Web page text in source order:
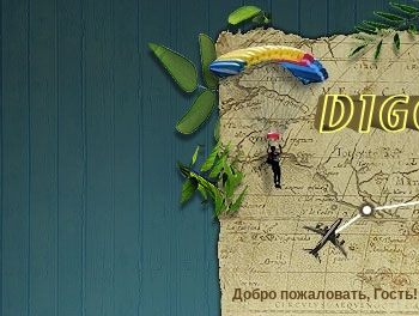
Добро пожаловать, Гость!